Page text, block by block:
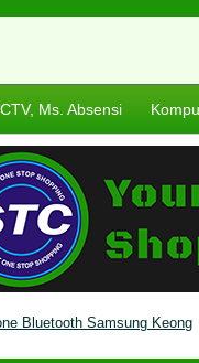
Ms. Absensi
Bluetooth Samsung Keong